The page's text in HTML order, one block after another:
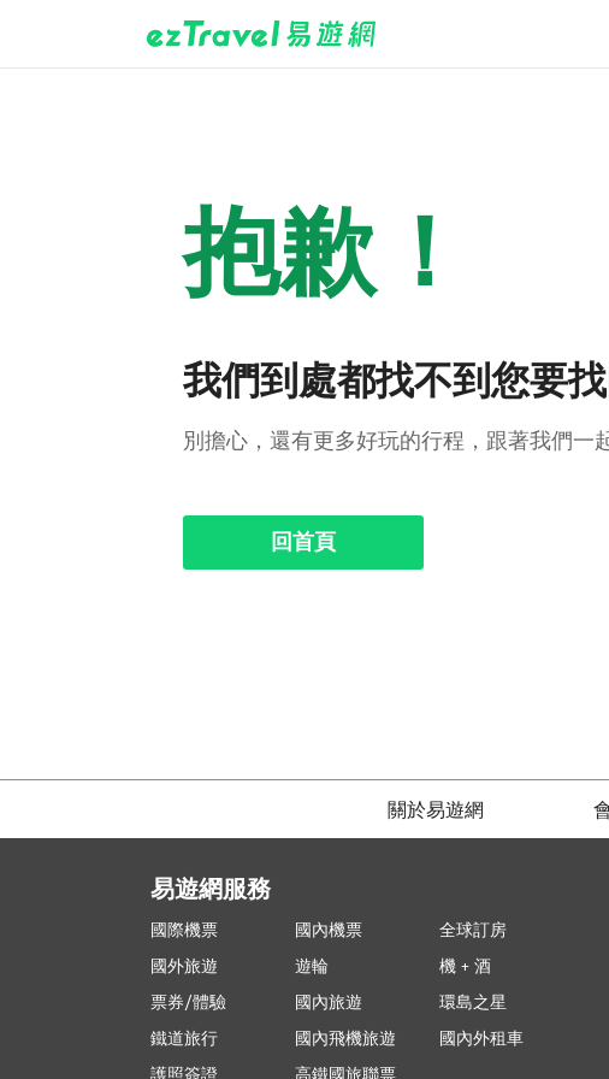
抱歉！
我們到處都找不到您要
別擔心，還有更多好玩的行程，跟著我們一
回首頁
關於易遊網
易遊網服務
國際機票 國內機票
全球訂房
國外旅遊
遊輪
機 + 酒
票券/體驗
國內旅遊
環島之星
鐵道旅行
國內飛機旅遊
國內外租車
護照簽證
高鐵國旅聯票